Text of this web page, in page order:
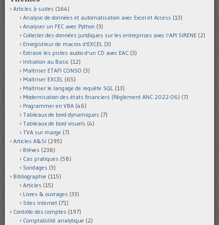
Articles à suites (164)
Analyse de données et automatisation avec Excel et Access (13)
Analyser un FEC avec Python (3)
Collecter des données juridiques sur les entreprises avec l'API SIRENE (2)
Enregistreur de macros d'EXCEL (3)
Extraire les pistes audio d'un CD avec EAC (3)
Initiation au Basic (12)
Maîtriser ETAFI CONSO (3)
Maîtriser EXCEL (65)
Maîtriser le langage de requête SQL (13)
Modernisation des états financiers (Règlement ANC 2022-06) (7)
Programmer en VBA (46)
Tableaux de bord dynamiques (7)
Tableaux de bord visuels (4)
TVA sur marge (7)
Articles A&SI (295)
Brèves (238)
Cas pratiques (58)
Sondages (3)
Bibliographie (115)
Articles (15)
Livres & ouvrages (33)
Sites internet (71)
Contrôle des comptes (197)
Comptabilité analytique (2)